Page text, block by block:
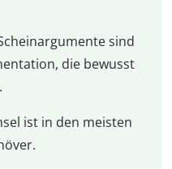
sind
die bewusst
ist in den meisten